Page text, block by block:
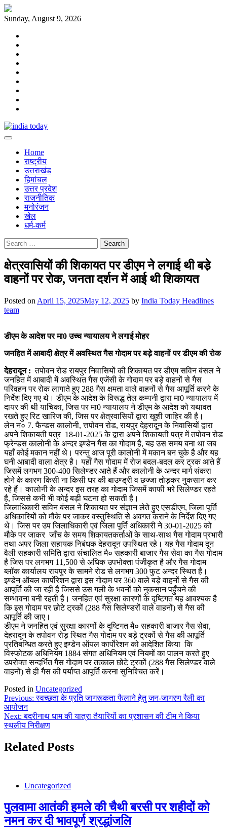
Skip
to
Sunday, August 9, 2026
Home
राष्ट्रीय
उत्तराखंड
हिमांचल
उत्तर प्रदेश
राजनीतिक
मनोरंजन
खेल
धर्म-कर्म
Search
for:
क्षेत्रवासियों की शिकायत पर डीएम ने लगाई थी बडे़
वाहनों पर रोक, जनता दर्शन में आई थी शिकायत
Posted on April 15, 2025May 12, 2025 by India Today Headlines
team
डीएम के आदेश पर मा0 उच्च न्यायालय ने लगाई मोहर
जनहित में आबादी क्षेत्र में अवस्थित गैस गोदाम पर बड़े वाहनों पर डीएम की रोक
देहरादून : तपोवन रोड रायपुर निवासियों की शिकायत पर डीएम सविन बंसल ने
जनहित में आबादी में अवस्थित गैस एजेंसी के गोदाम पर बड़े वाहनों से गैस
परिवहन पर रोक लागाते हुए 288 गैस क्षमता वाले वाहनों से गैस आपूर्ति करने के
निर्देश दिए गए थे। डीएम के आदेश के विरूद्ध तेल कम्पनी द्वारा मा0 न्यायालय में
दायर की थी याचिका, जिस पर मा0 न्यायालय ने डीएम के आदेश को यथावत
रखते हुए रिट खारिज की, जिस पर क्षेत्रवासियों द्वारा खुशी जाहिर की है।
लेन न० 7. फैन्डस कालोनी, त्तपोवन रोड, रायपुर देहरादून के निवासियों द्वारा
अपने शिकायती पत्र 18-01-2025 के द्वारा अपने शिकायती पत्र में तपोवन रोड
फ्रेन्डस कालोनी के अन्दर इण्डेन गैस का गोदाम है, यह उस समय बना था जब
यहाँ कोई मकान नहीं थे। परन्तु आज पूरी कालोनी में मकान बन चुके है और यह
घनी आबादी वाला क्षेत्र है। यहाँ गैस गोदाम में रोज बदल-बदल कर ट्रक आते हैं
जिसमें लगभग 300-400 सिलेण्डर आते हैं और कालोनी के अन्दर मार्ग संकरा
होने के कारण किसी ना किसी घर की बाउण्ड्री व छज्जा तोड़कर नुकसान कर
रहे हैं। कालोनी के अन्दर इस तरह का गोदाम जिसमें काफी भरे सिलेण्डर रहते
है, जिससे कभी भी कोई बड़ी घटना हो सकती है।
जिलाधिकारी सविन बंसल ने शिकायत पर संज्ञान लेते हुए एसडीएम, जिला पूर्ति
अधिकारियों को मौके पर जाकर वस्तुस्थिति से अवगत कराने के निर्देश दिए गए
थे। जिस पर उप जिलाधिकारी एवं जिला पूर्ति अधिकारी ने 30-01-2025 को
मौके पर जाकर जाँच के समय शिकायतकर्ताओं के साथ-साथ गैस गोदाम प्रभारी
तथा अपर जिला सहायक निबंधक देहरादून उपस्थित रहे। यह गैस गोदाम दून
वैली सहकारी समिति द्वारा संचालित मै० सहकारी बाजार गैस सेवा का गैस गोदाम
है जिस पर लगभग 11,500 से अधिक उपभोक्ता पंजीकृत है और गैस गोदाम
ब्लॉक कार्यालय रायपुर के सामने रोड से लगभग 300 फुट अन्दर स्थित है।
इण्डेन ऑयल कार्पाेरेशन द्वारा इस गोदाम पर 360 वाले बड़े वाहनों से गैस की
आपूर्ति की जा रही है जिससे उस गली के भवनों को नुकसान पहुँचने की
सम्भावना बनी रहती है। जनहित एवं सुरक्षा कारणों के दृष्टिगत यह आवश्यक है
कि इस गोदाम पर छोटे ट्रकों (288 गैस सिलेण्डरों वाले वाहनों) से गैस की
आपूर्ति की जाए।
डीएम ने जनहित एवं सुरक्षा कारणों के दृष्टिगत मै० सहकारी बाजार गैस सेवा,
देहरादून के तपोवन रोड़ स्थित गैस गोदाम पर बड़े ट्रकों से गैस की आपूर्ति
प्रतिबन्धित करते हुए इण्डेन ऑयल कार्पाेरेशन को आदेशित किया कि
विस्फोटक अधिनियम 1884 संगत अधिनियम एवं नियमों का पालन करते हुए
उपरोक्त सन्दर्भित गैस गोदाम पर तत्काल छोटे ट्रकों (288 गैस सिलेण्डर वाले
वाहनों) से ही गैस की पर्याप्त आपूर्ति करना सुनिश्चित करें।
Posted in Uncategorized
Post
navigation
Previous: स्वच्छता के प्रति जागरूकता फैलाने हेतु जन-जागरण रैली का
आयोजन
Next: बदरीनाथ धाम की यात्रा तैयारियों का प्रशासन की टीम ने किया
स्थलीय निरीक्षण
Related Posts
Uncategorized
पुलवामा आतंकी हमले की चैथी बरसी पर शहीदों को
नमन कर दी भावपूर्ण श्रद्धांजलि